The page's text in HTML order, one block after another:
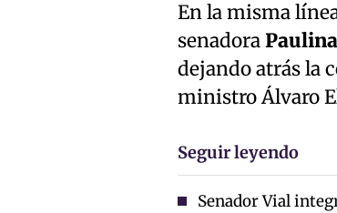
En la misma
senadoraPaulina
dejando atrás la
ministro Álvaro
Seguir leyendo
Senador Vial